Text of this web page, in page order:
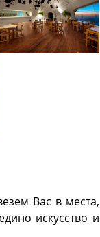
Вас в места,
искусство и